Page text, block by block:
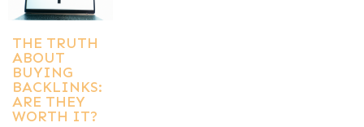
THE TRUTH
ABOUT
BUYING
BACKLINKS:
ARE THEY
WORTH IT?